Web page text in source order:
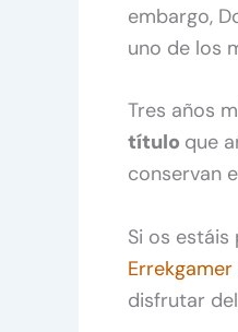
embargo,
uno de los
Tres años
título que
conservan
Si os estáis
Errekgamer
disfrutar